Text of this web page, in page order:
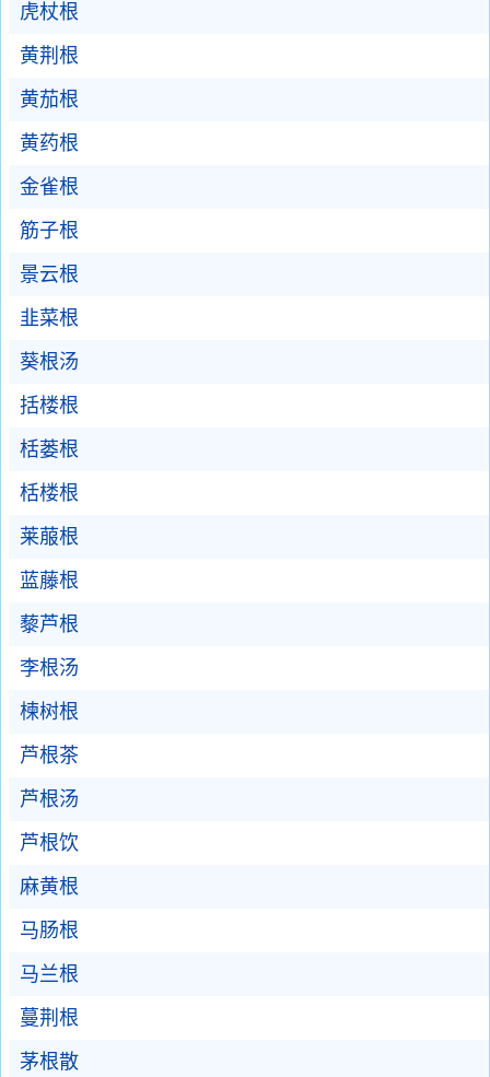
虎杖根
黄荆根
黄茄根
黄药根
金雀根
筋子根
景云根
韭菜根
葵根汤
括楼根
栝蒌根
栝楼根
莱菔根
蓝藤根
藜芦根
李根汤
楝树根
芦根茶
芦根汤
芦根饮
麻黄根
马肠根
马兰根
蔓荆根
茅根散